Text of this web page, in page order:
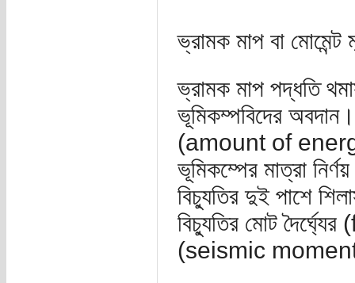
ভ্রামক মাপ বা
ভ্রামক মাপ পদ্ধতি
ভূমিকম্পবিদের
(amount of
ভূমিকম্পের মাত্রা
বিচ্যুতির দুই পাশে
বিচ্যুতির মোট
(seismic moment)